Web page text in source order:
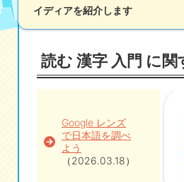
かな
iOSアプリ検索
Androidアプリ検索
eなコレ
イディアを紹介します
読む 漢字 入門 に
Google レンズ
で日本語を調べ
よう
（2026.03.18）